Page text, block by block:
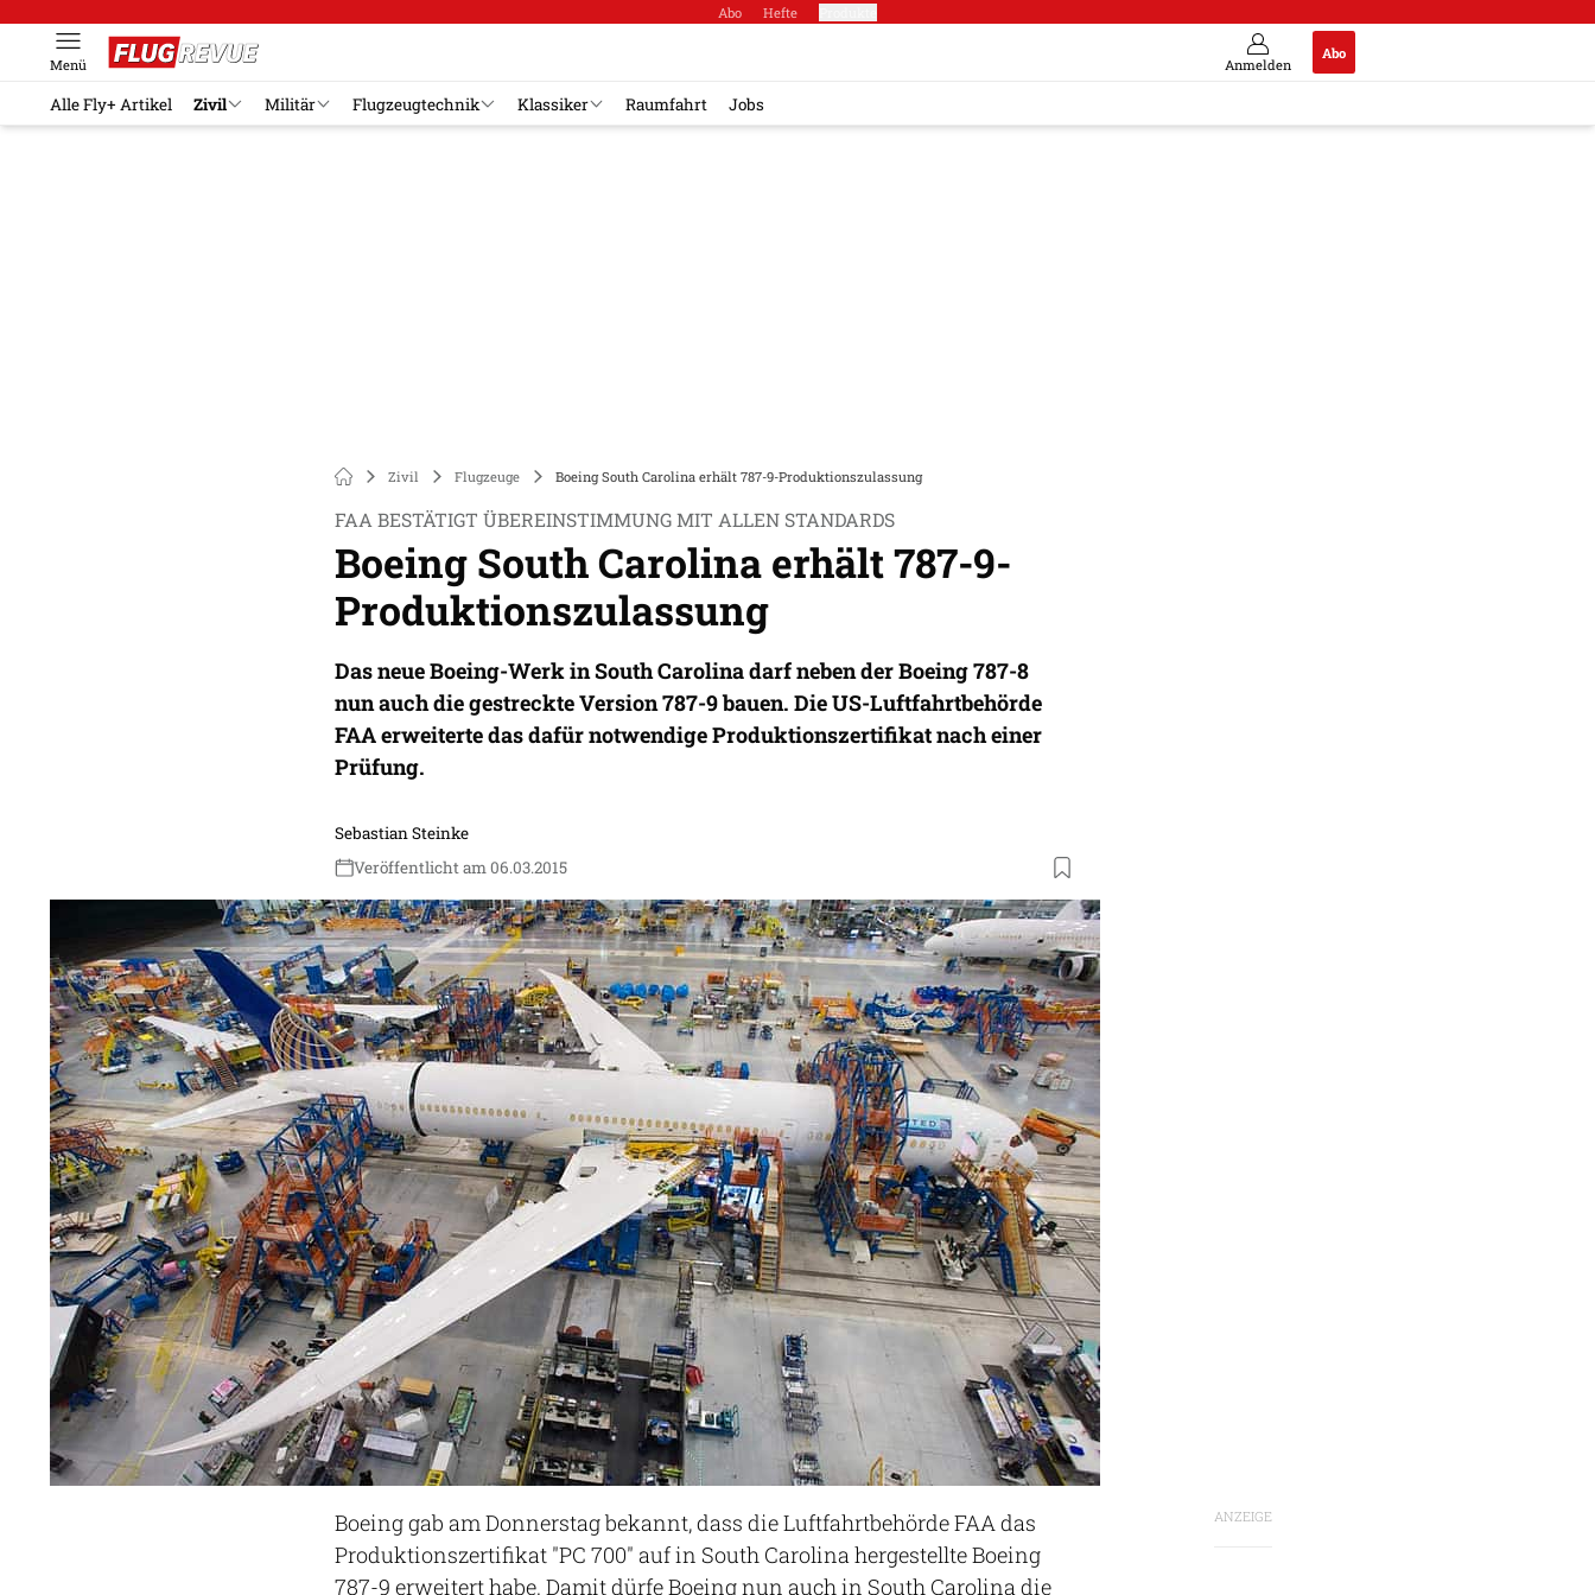
Abo Hefte
Anmelden
Abo
Menü
Alle Fly+ Artikel Zivil Militär Flugzeugtechnik Klassiker Raumfahrt Jobs
Zivil Flugzeuge Boeing South Carolina erhält 787-9-Produktionszulassung
FAA BESTÄTIGT ÜBEREINSTIMMUNG MIT ALLEN STANDARDS
Boeing South Carolina erhält 787-9-
Produktionszulassung
Das neue Boeing-Werk in South Carolina darf neben der Boeing 787-8
nun auch die gestreckte Version 787-9 bauen. Die US-Luftfahrtbehörde
FAA erweiterte das dafür notwendige Produktionszertifikat nach einer
Prüfung.
Sebastian Steinke
Veröffentlicht am 06.03.2015
ANZEIGE
Boeing gab am Donnerstag bekannt, dass die Luftfahrtbehörde FAA das
Produktionszertifikat "PC 700" auf in South Carolina hergestellte Boeing
787-9 erweitert habe. Damit dürfe Boeing nun auch in South Carolina die